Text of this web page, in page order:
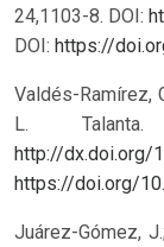
24,1103-8. DOI:
DOI: https://
Valdés-Ramírez,
L.
http://dx.doi.org/
https://doi.org/
Juárez-Gómez,